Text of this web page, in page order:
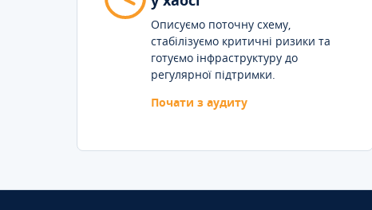
Описуємо поточну схему,
стабілізуємо критичні ризики та
готуємо інфраструктуру до
регулярної підтримки.
Почати з аудиту